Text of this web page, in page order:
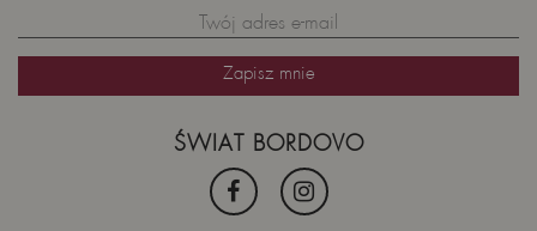
ŚWIAT BORDOVO